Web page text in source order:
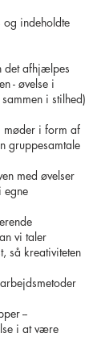
og indeholdte
det afhjælpes
- øvelse i
i stilhed)
møder i form af
gruppesamtale
med øvelser
egne
vi taler
så kreativiteten
--
i at være